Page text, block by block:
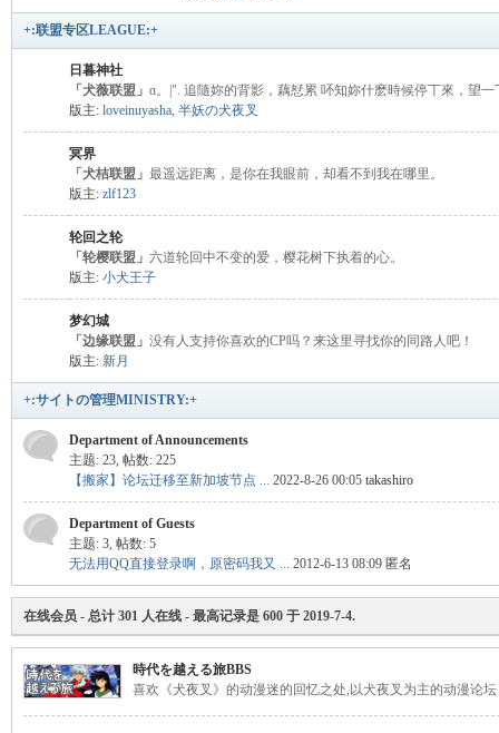
+:联盟专区LEAGUE:+
日暮神社
「犬薇联盟」 ɑ。|". 追隨妳的背影，藕恏累 吥知妳什麽時候停丅來，望
版主: loveinuyasha, 半妖の犬夜叉
冥界
「犬桔联盟」 最遥远距离，是你在我眼前，却看不到我在哪里。
版主: zlf123
轮回之轮
「轮樱联盟」 六道轮回中不变的爱，樱花树下执着的心。
版主: 小犬王子
梦幻城
「边缘联盟」 没有人支持你喜欢的CP吗？来这里寻找你的同路人吧！
版主: 新月
+:サイトの管理MINISTRY:+
Department of Announcements
主题: 23, 帖数: 225
【搬家】论坛迁移至新加坡节点 ... 2022-8-26 00:05 takashiro
Department of Guests
主题: 3, 帖数: 5
无法用QQ直接登录啊，原密码我又 ... 2012-6-13 08:09 匿名
在线会员 - 总计 301 人在线 - 最高记录是 600 于 2019-7-4.
時代を越える旅BBS
喜欢《犬夜叉》的动漫迷的回忆之处,以犬夜叉为主的动漫论坛